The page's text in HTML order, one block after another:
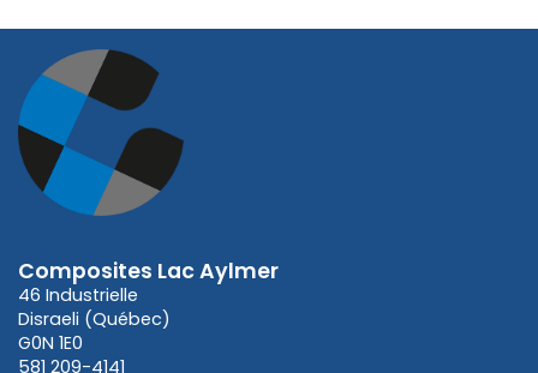
Composites Lac Aylmer
46 Industrielle
Disraeli (Québec)
G0N 1E0
581 209-4141